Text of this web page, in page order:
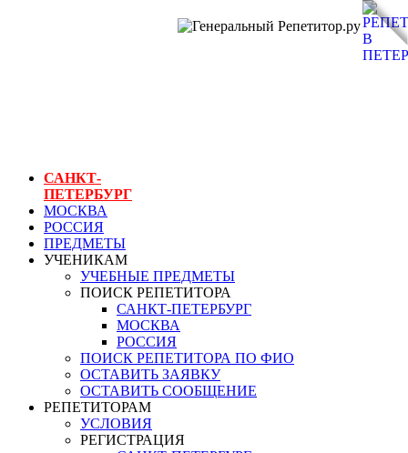
САНКТ-
ПЕТЕРБУРГ
МОСКВА
РОССИЯ
ПРЕДМЕТЫ
УЧЕНИКАМ
УЧЕБНЫЕ ПРЕДМЕТЫ
ПОИСК РЕПЕТИТОРА
САНКТ-ПЕТЕРБУРГ
МОСКВА
РОССИЯ
ПОИСК РЕПЕТИТОРА ПО ФИО
ОСТАВИТЬ ЗАЯВКУ
ОСТАВИТЬ СООБЩЕНИЕ
РЕПЕТИТОРАМ
УСЛОВИЯ
РЕГИСТРАЦИЯ